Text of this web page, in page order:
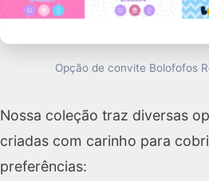
Opção de convite Bolofofos
Nossa coleção traz diversas
criadas com carinho para
preferências: